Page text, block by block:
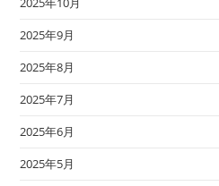
2025年9月
2025年8月
2025年7月
2025年6月
2025年5月